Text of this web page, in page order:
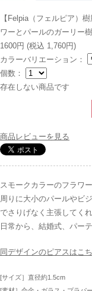
【Felpia（フェルピア）
ワーとパールのガーリー
1600円 (税込 1,760円)
カラーバリエーション：
個数：
存在しない商品です
商品レビューを見る
スモークカラーのフラワ
周りに大小のパールやビ
でさりげなく主張してく
日常から、結婚式、パー
同デザインのピアスはこ
[サイズ］直径約1.5cm